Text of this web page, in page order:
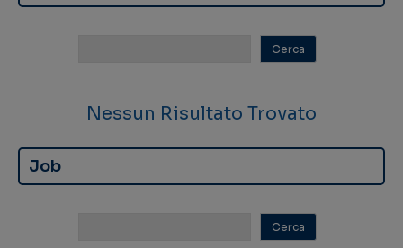
Nessun Risultato Trovato
Job